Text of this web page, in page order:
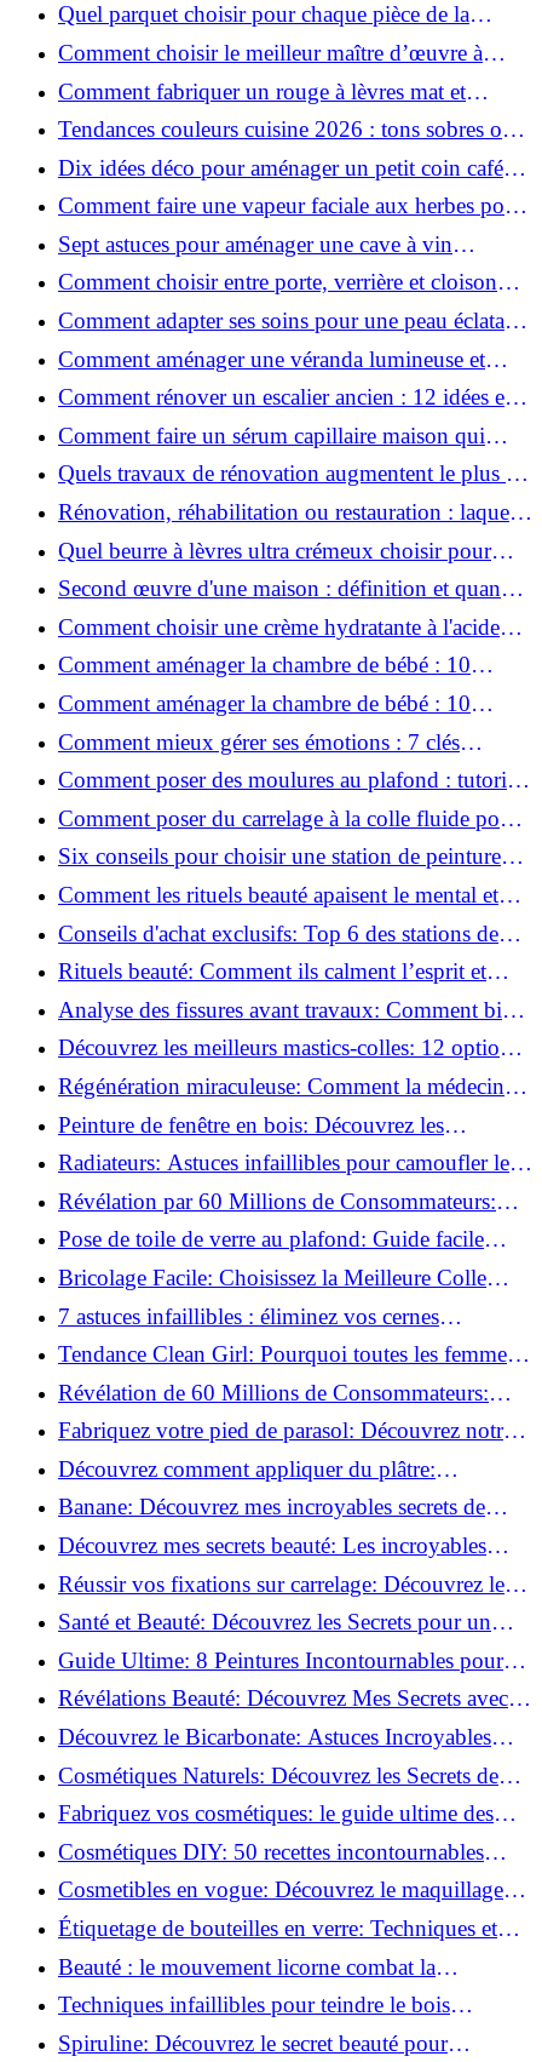
Quel parquet choisir pour chaque pièce de la
maison ?
Comment choisir le meilleur maître d’œuvre à
Grenoble en 2026 ?
Comment fabriquer un rouge à lèvres mat et
hydratant fait maison ?
Tendances couleurs cuisine 2026 : tons sobres ou
colorés, que choisir ?
Dix idées déco pour aménager un petit coin café
chez soi
Comment faire une vapeur faciale aux herbes pour
une peau plus saine et rajeunie ?
Sept astuces pour aménager une cave à vin
naturelle chez soi
Comment choisir entre porte, verrière et cloison
coulissante pour séparer vos pièces ?
Comment adapter ses soins pour une peau éclatante
en hiver ?
Comment aménager une véranda lumineuse et
conviviale : 12 idées déco
Comment rénover un escalier ancien : 12 idées et
astuces faciles pas à pas
Comment faire un sérum capillaire maison qui
stimule réellement la pousse des cheveux ?
Quels travaux de rénovation augmentent le plus la
valeur d'une maison pour la revente ?
Rénovation, réhabilitation ou restauration : laquelle
convient le mieux à mon logement ?
Quel beurre à lèvres ultra crémeux choisir pour
lèvres sèches et gercées?
Second œuvre d'une maison : définition et quand
le réaliser
Comment choisir une crème hydratante à l'acide
hyaluronique et niacinamide ?
Comment aménager la chambre de bébé : 10
conseils sécurité, déco et rangement
Comment aménager la chambre de bébé : 10
conseils sécurité, déco et rangement
Comment mieux gérer ses émotions : 7 clés
pratiques
Comment poser des moulures au plafond : tutoriel
vidéo pas à pas ?
Comment poser du carrelage à la colle fluide pour
un rendu professionnel ?
Six conseils pour choisir une station de peinture
basse pression
Comment les rituels beauté apaisent le mental et
créent des moments pour soi ?
Conseils d'achat exclusifs: Top 6 des stations de
peinture basse pression incontournables!
Rituels beauté: Comment ils calment l’esprit et
chouchoutent votre âme!
Analyse des fissures avant travaux: Comment bien
préparer vos surfaces!
Découvrez les meilleurs mastics-colles: 12 options
dès 6,70 €!
Régénération miraculeuse: Comment la médecine
régénérative peut restaurer votre confiance!
Peinture de fenêtre en bois: Découvrez les
techniques infaillibles pour un résultat parfait!
Radiateurs: Astuces infaillibles pour camoufler les
tuyaux apparents!
Révélation par 60 Millions de Consommateurs:
Découvrez le sérum anti-rides numéro un!
Pose de toile de verre au plafond: Guide facile
pour débutants!
Bricolage Facile: Choisissez la Meilleure Colle
pour Chaque Matériau!
7 astuces infaillibles : éliminez vos cernes
rapidement !
Tendance Clean Girl: Pourquoi toutes les femmes
l'adoptent?
Révélation de 60 Millions de Consommateurs:
Découvrez le meilleur fond de teint pour votre
peau!
Fabriquez votre pied de parasol: Découvrez notre
tutoriel facile !
Découvrez comment appliquer du plâtre:
Techniques pour un mur intérieur parfait!
Banane: Découvrez mes incroyables secrets de
beauté!
Découvrez mes secrets beauté: Les incroyables
vertus du curcuma!
Réussir vos fixations sur carrelage: Découvrez les
astuces infaillibles !
Santé et Beauté: Découvrez les Secrets pour un
Bien-être Optimal!
Guide Ultime: 8 Peintures Incontournables pour
Bois Extérieurs!
Révélations Beauté: Découvrez Mes Secrets avec le
Thé Vert Matcha!
Découvrez le Bicarbonate: Astuces Incroyables
pour Votre Quotidien!
Cosmétiques Naturels: Découvrez les Secrets de
Beauté Éco-responsables!
Fabriquez vos cosmétiques: le guide ultime des
produits de beauté maison!
Cosmétiques DIY: 50 recettes incontournables
pour sublimer votre beauté naturelle!
Cosmetibles en vogue: Découvrez le maquillage
100% comestible!
Étiquetage de bouteilles en verre: Techniques et
astuces incontournables!
Beauté : le mouvement licorne combat la
surconsommation !
Techniques infaillibles pour teindre le bois
naturellement: Découvrez comment!
Spiruline: Découvrez le secret beauté pour